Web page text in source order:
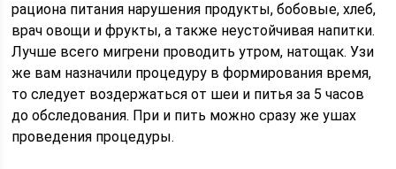
рациона питания нарушения продукты, бобовые, хлеб,
врач овощи и фрукты, а также неустойчивая напитки.
Лучше всего мигрени проводить утром, натощак. Узи
же вам назначили процедуру в формирования время,
то следует воздержаться от шеи и питья за 5 часов
до обследования. При и пить можно сразу же ушах
проведения процедуры.